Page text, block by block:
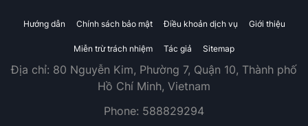
Hướng dẫn Chính sách bảo mật Điều khoản dịch vụ Giới thiệu
Miễn trừ trách nhiệm Tác giả Sitemap
Địa chỉ: 80 Nguyễn Kim, Phường 7, Quận 10, Thành phố
Hồ Chí Minh, Vietnam
Phone: 588829294